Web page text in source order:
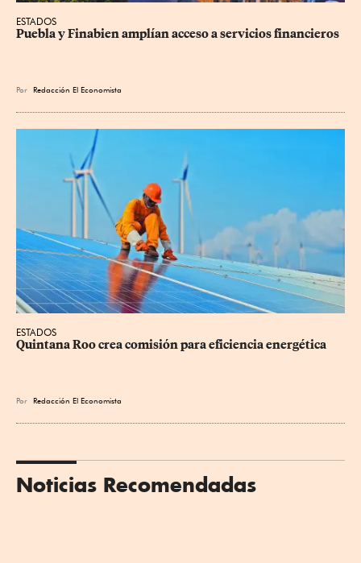
ESTADOS
Puebla y Finabien amplían acceso a servicios financieros
Por Redacción El Economista
ESTADOS
Quintana Roo crea comisión para eficiencia energética
Por Redacción El Economista
Noticias Recomendadas